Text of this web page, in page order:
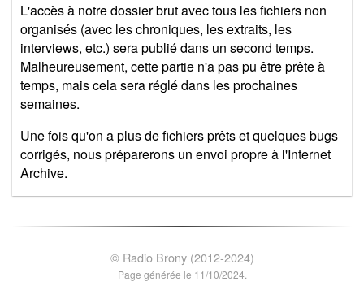
L'accès à notre dossier brut avec tous les fichiers non
organisés (avec les chroniques, les extraits, les
interviews, etc.) sera publié dans un second temps.
Malheureusement, cette partie n'a pas pu être prête à
temps, mais cela sera réglé dans les prochaines
semaines.
Une fois qu'on a plus de fichiers prêts et quelques bugs
corrigés, nous préparerons un envoi propre à l'Internet
Archive.
© Radio Brony (2012-2024)
Page générée le 11/10/2024.